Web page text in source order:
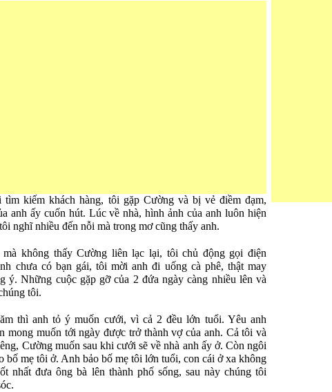
tìm kiếm khách hàng, tôi gặp Cường và bị vẻ điềm đạm,
anh ấy cuốn hút. Lúc về nhà, hình ảnh của anh luôn hiện
nghĩ nhiều đến nỗi mà trong mơ cũng thấy anh.
không thấy Cường liên lạc lại, tôi chủ động gọi điện
chưa có bạn gái, tôi mời anh đi uống cà phê, thật may
ý. Những cuộc gặp gỡ của 2 đứa ngày càng nhiều lên và
tôi.
thì anh tỏ ý muốn cưới, vì cả 2 đều lớn tuổi. Yêu anh
mong muốn tới ngày được trở thành vợ của anh. Cả tôi và
Cường muốn sau khi cưới sẽ về nhà anh ấy ở. Còn ngôi
bố mẹ tôi ở. Anh bảo bố mẹ tôi lớn tuổi, con cái ở xa không
nhất đưa ông bà lên thành phố sống, sau này chúng tôi